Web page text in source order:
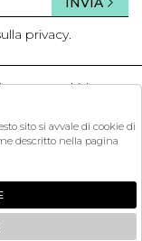
privacy.
kids
sito si avvale di cookie di
descritto nella pagina